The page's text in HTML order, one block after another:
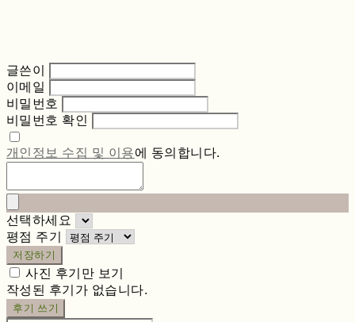
글쓴이
이메일
비밀번호
비밀번호 확인
개인정보 수집 및 이용에 동의합니다.
선택하세요
평점 주기
저장하기
사진 후기만 보기
작성된 후기가 없습니다.
후기 쓰기